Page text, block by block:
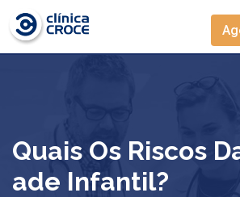
Skip
content
Quais Os Riscos
Ade Infantil?